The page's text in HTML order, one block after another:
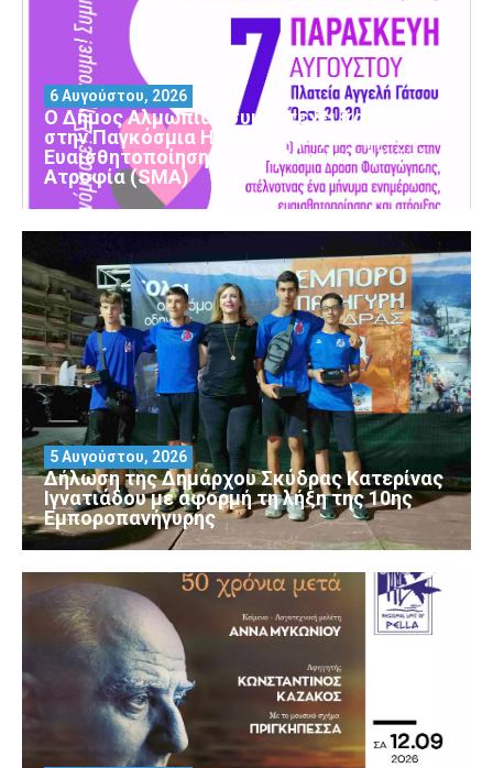
Ο Δήμος Αλμωπίας συμμετέχει και φέτος
στην Παγκόσμια Ημέρα Ενημέρωσης και
Ευαισθητοποίησης για τη Νωτιαία Μυϊκή
Ατροφία (SMA)
6 Αυγούστου, 2026
Δήλωση της Δημάρχου Σκύδρας Κατερίνας
Ιγνατιάδου με αφορμή τη λήξη της 10ης
Εμποροπανήγυρης
5 Αυγούστου, 2026